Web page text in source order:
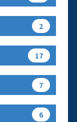
2
17
7
6